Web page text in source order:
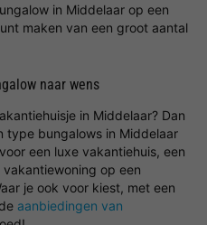
in Middelaar op een
maken van een groot aantal
naar wens
in Middelaar? Dan
type bungalows in Middelaar
een luxe vakantiehuis, een
op een
je ook voor kiest, met een
aanbiedingen van